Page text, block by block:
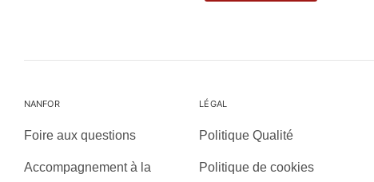
NANFOR
Foire aux questions
Accompagnement à la
LÉGAL
Politique Qualité
Politique de cookies